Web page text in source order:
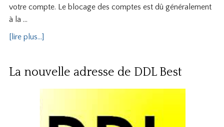
votre compte. Le blocage des comptes est dû généralement
à la …
[lire plus...]
La nouvelle adresse de DDL Best